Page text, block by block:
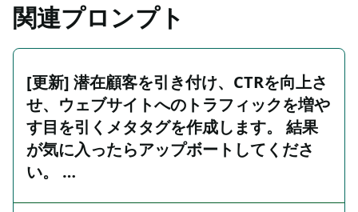
関連プロンプト
[更新] 潜在顧客を引き付け、CTRを向上さ
せ、ウェブサイトへのトラフィックを増や
す目を引くメタタグを作成します。 結果
が気に入ったらアップボートしてくださ
い。 …